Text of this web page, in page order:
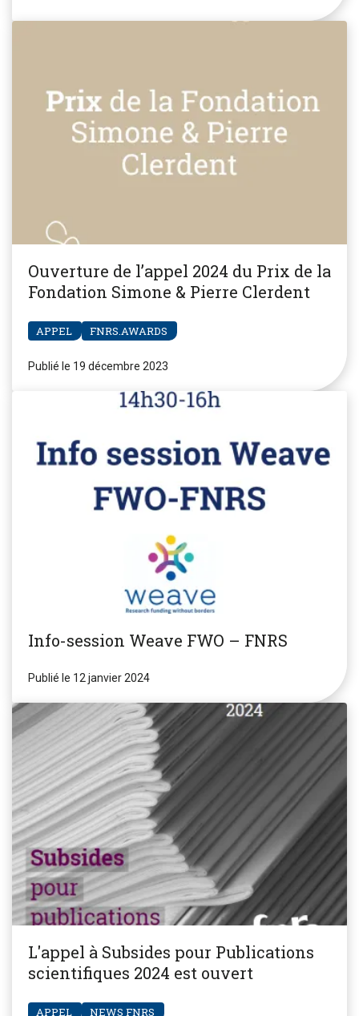
Ouverture de l’appel 2024 du Prix de la
Fondation Simone & Pierre Clerdent
APPEL FNRS.AWARDS
Publié le 19 décembre 2023
Info-session Weave FWO – FNRS
Publié le 12 janvier 2024
L'appel à Subsides pour Publications
scientifiques 2024 est ouvert
APPEL NEWS FNRS